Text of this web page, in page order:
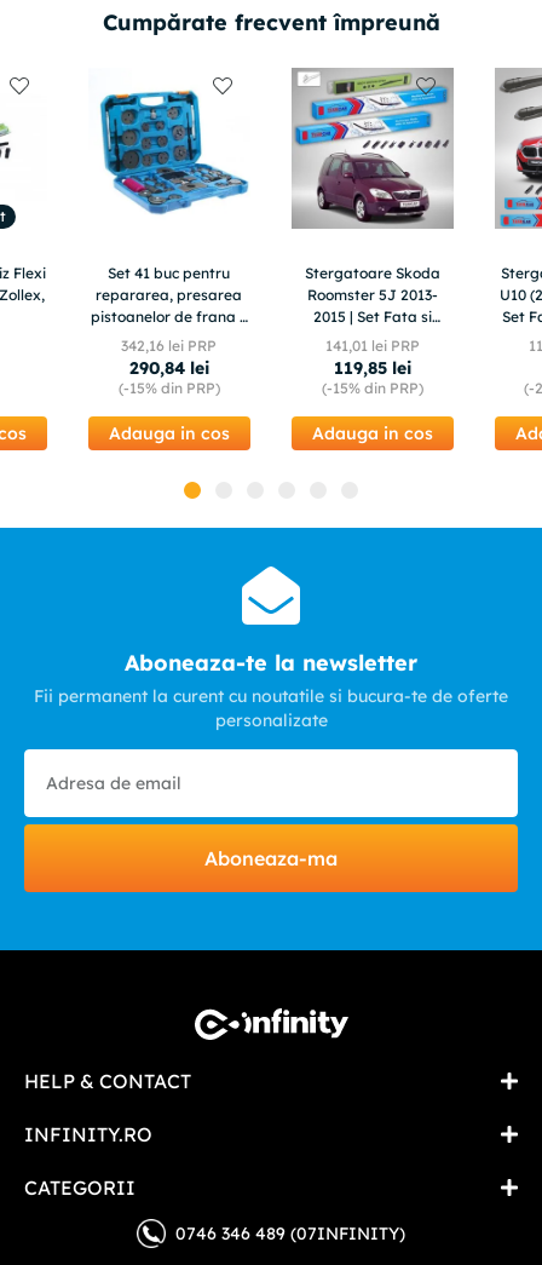
Cumpărate frecvent împreună
Flexi
Set 41 buc pentru
repararea, presarea
pistoanelor de frana +
valiza, TA1374
342,16 lei PRP
290,84 lei
(-15%din PRP)
Adauga in cos
Stergatoare Skoda
Roomster 5J 2013-
2015 | Set Fata si
Spate Flat – TeamCar®
141,01lei PRP
119,85 lei
(-15%din PRP)
Adauga in cos
U10
Set
(-
Aboneaza-te la newsletter
Fii permanent la curent cu noutatile si bucura-te de oferte
personalizate
Aboneaza-ma
HELP & CONTACT
INFINITY.RO
CATEGORII
0746 346 489 (07INFINITY)